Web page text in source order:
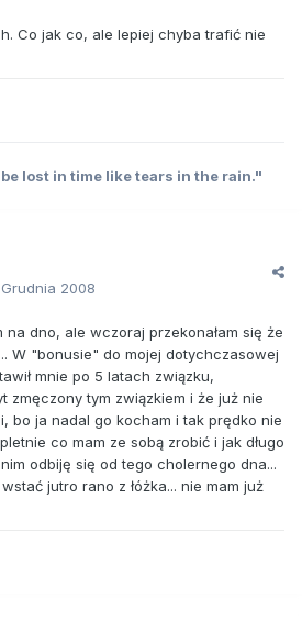
Co jak co, ale lepiej chyba trafić nie
lost in time like tears in the rain."
2008
na dno, ale wczoraj przekonałam się że
W "bonusie" do mojej dotychczasowej
mnie po 5 latach związku,
zmęczony tym związkiem i że już nie
bo ja nadal go kocham i tak prędko nie
co mam ze sobą zrobić i jak długo
odbiję się od tego cholernego dna...
jutro rano z łóżka... nie mam już